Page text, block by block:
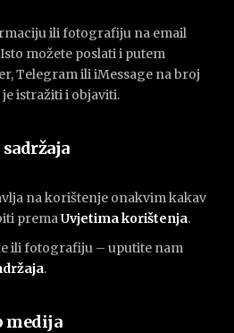
ili fotografiju na email
Isto možete poslati i putem
Telegram ili iMessage na broj
je istražiti i objaviti.
na korištenje onakvim kakav
premaUvjetima korištenja.
ili fotografiju – uputite nam
.
medija